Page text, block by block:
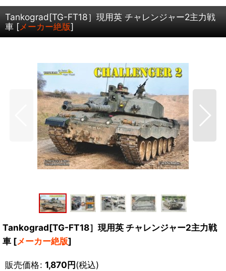
Tankograd[TG-FT18］現用英 チャレンジャー2主力戦
車 [メーカー絶版]
Tankograd[TG-FT18］現用英 チャレンジャー2主力戦
車 [メーカー絶版]
販売価格: 1,870円(税込)